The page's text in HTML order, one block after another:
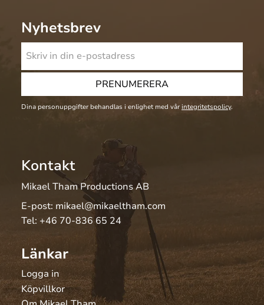
Nyhetsbrev
PRENUMERERA
Dina personuppgifter behandlas i enlighet med vår integritetspolicy.
Kontakt
Mikael Tham Productions AB
E-post: mikael@mikaeltham.com
Tel: +46 70-836 65 24
Länkar
Logga in
Köpvillkor